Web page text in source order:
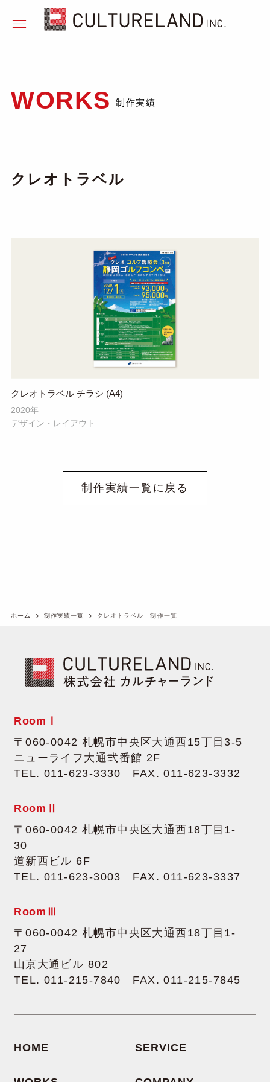
WORKS 制作実績
クレオトラベル
クレオトラベル チラシ (A4)
2020年
デザイン・レイアウト
制作実績一覧に戻る
ホーム 制作実績一覧 クレオトラベル 制作一覧
Room Ⅰ
〒060-0042 札幌市中央区大通西15丁目3-5
ニューライフ大通弐番館 2F
TEL. 011-623-3330 FAX. 011-623-3332
Room
〒060-0042 札幌市中央区大通西18丁目1-
30
道新西ビル 6F
TEL. 011-623-3003 FAX. 011-623-3337
Room
〒060-0042 札幌市中央区大通西18丁目1-
27
山京大通ビル 802
TEL. 011-215-7840 FAX. 011-215-7845
HOME SERVICE